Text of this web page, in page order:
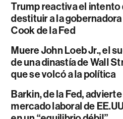
Trump reactiva el intento
destituir a la
Cook de la Fed
Muere John Loeb Jr., el
de una dinastía de Wall
que se volcó a la política
Barkin, de la Fed,
mercado laboral de